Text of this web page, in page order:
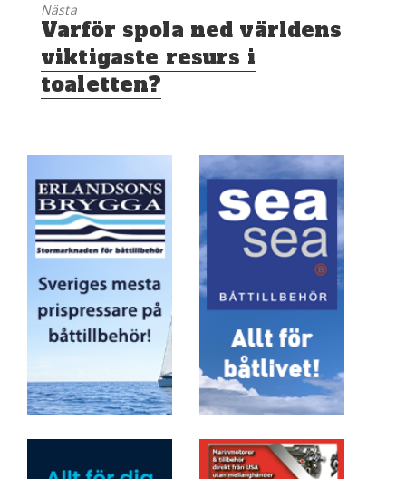
Nästa
Nästa
inlägg:
Varför spola ned världens
viktigaste resurs i
toaletten?